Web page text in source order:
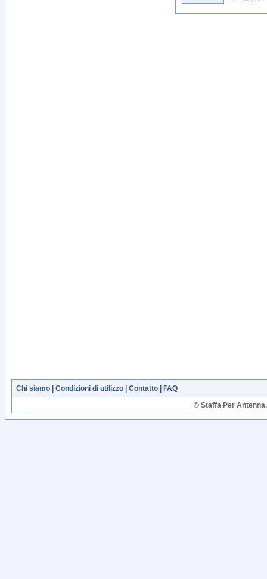
Chi siamo Condizioni di utilizzo Contatto
FAQ
© Staffa Per